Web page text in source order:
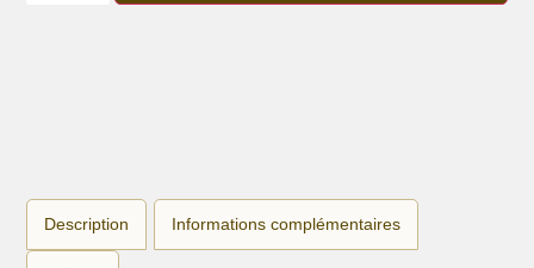
Description Informations complémentaires